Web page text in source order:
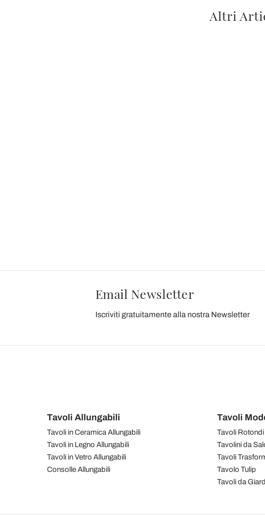
Altri
Email Newsletter
Iscriviti gratuitamente alla nostra Newsletter
Tavoli Allungabili
Tavoli in Ceramica Allungabili
Tavoli in Legno Allungabili
Tavoli in Vetro Allungabili
Consolle Allungabili
Tavoli
Tavoli Rotondi
Tavolini da
Tavoli
Tavolo Tulip
Tavoli da